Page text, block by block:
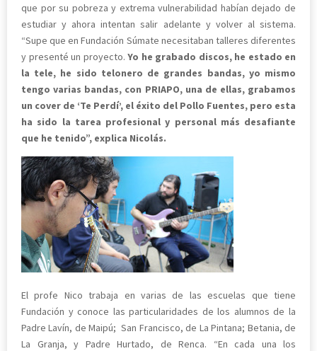
que por su pobreza y extrema vulnerabilidad habían dejado de
estudiar y ahora intentan salir adelante y volver al sistema.
“Supe que en Fundación Súmate necesitaban talleres diferentes
y presenté un proyecto. Yo he grabado discos, he estado en
la tele, he sido telonero de grandes bandas, yo mismo
tengo varias bandas, con PRIAPO, una de ellas, grabamos
un cover de ‘Te Perdí’, el éxito del Pollo Fuentes, pero esta
ha sido la tarea profesional y personal más desafiante
que he tenido”, explica Nicolás.
El profe Nico trabaja en varias de las escuelas que tiene
Fundación y conoce las particularidades de los alumnos de la
Padre Lavín, de Maipú; San Francisco, de La Pintana; Betania, de
La Granja, y Padre Hurtado, de Renca. “En cada una los